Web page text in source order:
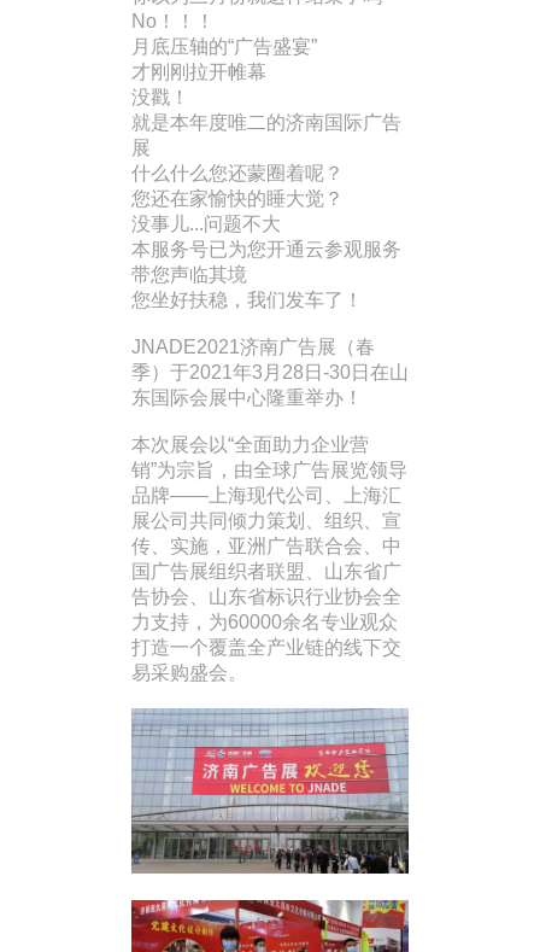
No！！！
月底压轴的“广告盛宴”
才刚刚拉开帷幕
没戳！
就是本年度唯二的济南国际广告
展
什么什么您还蒙圈着呢？
您还在家愉快的睡大觉？
没事儿...问题不大
本服务号已为您开通云参观服务
带您声临其境
您坐好扶稳，我们发车了！
JNADE2021济南广告展（春
季）于2021年3月28日-30日在山
东国际会展中心隆重举办！
本次展会以“全面助力企业营
销”为宗旨，由全球广告展览领导
品牌——上海现代公司、上海汇
展公司共同倾力策划、组织、宣
传、实施，亚洲广告联合会、中
国广告展组织者联盟、山东省广
告协会、山东省标识行业协会全
力支持，为60000余名专业观众
打造一个覆盖全产业链的线下交
易采购盛会。